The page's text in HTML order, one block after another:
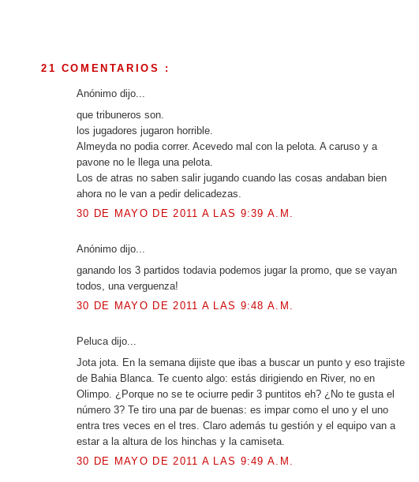
21 COMENTARIOS :
Anónimo dijo...
que tribuneros son.
los jugadores jugaron horrible.
Almeyda no podia correr. Acevedo mal con la pelota. A caruso y a
pavone no le llega una pelota.
Los de atras no saben salir jugando cuando las cosas andaban bien
ahora no le van a pedir delicadezas.
30 DE MAYO DE 2011 A LAS 9:39 A.M.
Anónimo dijo...
ganando los 3 partidos todavia podemos jugar la promo, que se vayan
todos, una verguenza!
30 DE MAYO DE 2011 A LAS 9:48 A.M.
Peluca dijo...
Jota jota. En la semana dijiste que ibas a buscar un punto y eso trajiste
de Bahia Blanca. Te cuento algo: estás dirigiendo en River, no en
Olimpo. ¿Porque no se te ociurre pedir 3 puntitos eh? ¿No te gusta el
número 3? Te tiro una par de buenas: es impar como el uno y el uno
entra tres veces en el tres. Claro además tu gestión y el equipo van a
estar a la altura de los hinchas y la camiseta.
30 DE MAYO DE 2011 A LAS 9:49 A.M.